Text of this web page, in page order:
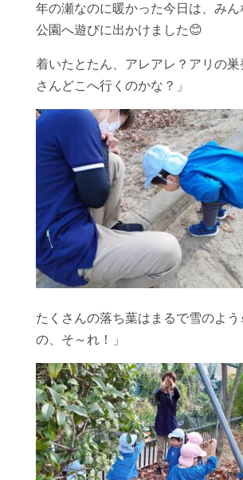
年の瀬なのに暖かった今日は、み
公園へ遊びに出かけました😊
着いたとたん、アレアレ？アリの巣
さんどこへ行くのかな？」
たくさんの落ち葉はまるで雪のよう
の、そ～れ！」